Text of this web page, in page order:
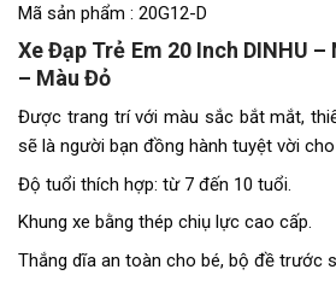
Mã sản phẩm : 20G12-D
Xe Đạp Trẻ Em 20 Inch DINHU
– Màu Đỏ
Được trang trí với màu sắc bắt mắt,
sẽ là người bạn đồng hành tuyệt vời
Độ tuổi thích hợp: từ 7 đến 10 tuổi.
Khung xe bằng thép chiụ lực cao cấp.
Thắng dĩa an toàn cho bé, bộ đề trước